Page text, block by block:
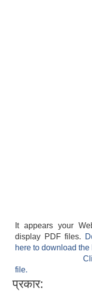
It appears your
display PDF files.
here to download the
file.
प्रकार: